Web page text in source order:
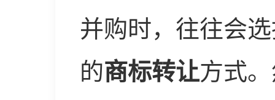
并购时，往往会
的商标转让方式